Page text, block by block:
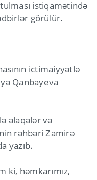
istiqamətində
görülür.
ictimaiyyətlə
Qanbayeva
əlaqələr və
rəhbəri Zamirə
yazıb.
ki, həmkarımız,